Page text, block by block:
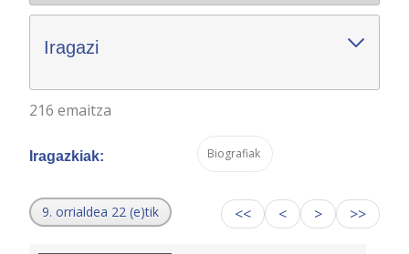
Iragazi
216 emaitza
Iragazkiak: Biografiak
9. orrialdea 22 (e)tik << < > >>